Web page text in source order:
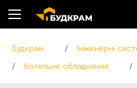
Будкрам Інженерні
Котельне обладнання